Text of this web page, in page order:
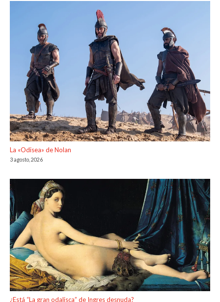
La «Odisea» de Nolan
3 agosto, 2026
¿Está “La gran odalisca” de Ingres desnuda?